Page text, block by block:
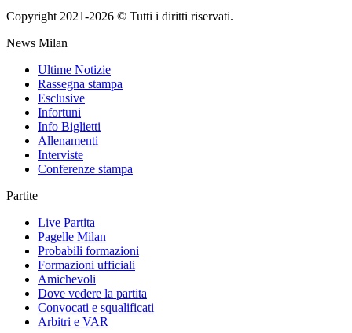
Copyright 2021-2026 © Tutti i diritti riservati.
News Milan
Ultime Notizie
Rassegna stampa
Esclusive
Infortuni
Info Biglietti
Allenamenti
Interviste
Conferenze stampa
Partite
Live Partita
Pagelle Milan
Probabili formazioni
Formazioni ufficiali
Amichevoli
Dove vedere la partita
Convocati e squalificati
Arbitri e VAR